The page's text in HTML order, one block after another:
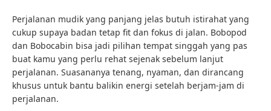
Perjalanan mudik yang panjang jelas butuh istirahat yang
cukup supaya badan tetap fit dan fokus di jalan. Bobopod
dan Bobocabin bisa jadi pilihan tempat singgah yang pas
buat kamu yang perlu rehat sejenak sebelum lanjut
perjalanan. Suasananya tenang, nyaman, dan dirancang
khusus untuk bantu balikin energi setelah berjam-jam di
perjalanan.